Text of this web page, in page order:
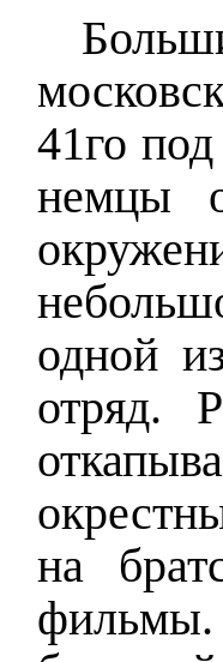
41го
немцы
одной
отряд.
на